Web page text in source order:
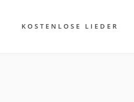
KOSTENLOSE LIEDER